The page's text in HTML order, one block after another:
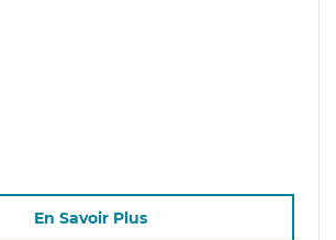
En Savoir Plus